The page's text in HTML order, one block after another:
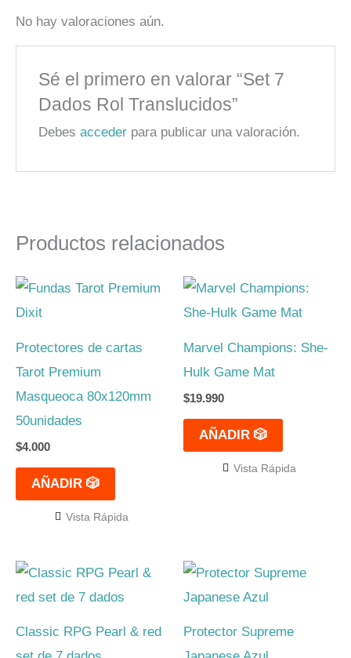
No hay valoraciones aún.
Sé el primero en valorar “Set 7
Dados Rol Translucidos”
Debesacceder para publicar una valoración.
Productos relacionados
Protectores de cartas
Tarot Premium
Masqueoca 80x120mm
50unidades
$4.000
AÑADIR 🎲
Vista Rápida
Marvel Champions: She-
Hulk Game Mat
$19.990
AÑADIR 🎲
Vista Rápida
Classic RPG Pearl & red
Protector Supreme